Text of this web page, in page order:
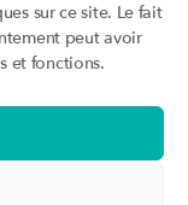
sur ce site. Le fait
peut avoir
et fonctions.
dite masculine
précédentes